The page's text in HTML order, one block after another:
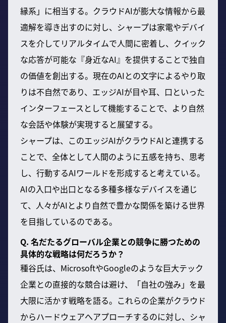
縁系」に相当する。クラウドAIが膨大な情報から最
適解を導き出すのに対し、シャープは家電やデバイ
スを介してリアルタイムで人間に密着し、クイック
な応答が可能な『身近なAI』を提供することで独自
の価値を創出する。現在のAIとの文字によるやり取
りは不自然であり、エッジAIが目や耳、口といった
インターフェースとして機能することで、より自然
な会話や体験が実現すると展望する。
シャープは、このエッジAIがクラウドAIと連携する
ことで、全体として人間のように五感を持ち、思考
し、行動するAIワールドを形成すると考えている。
AIの入口や出口となる多種多様なデバイスを通じ
て、人々がAIとより自然で豊かな関係を築ける世界
を目指しているのである。
Q. 名だたるグローバル企業との競争に勝つための
具体的な戦略は何だろうか？
種谷氏は、MicrosoftやGoogleのような巨大テック
企業との直接的な競合は避け、「自社の強み」を最
大限に活かす戦略を語る。これらの企業がクラウド
からハードウェアへアプローチするのに対し、シャ